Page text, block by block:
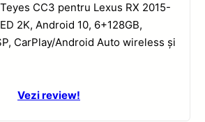
CC3 pentru Lexus RX 2015-
2K, Android 10, 6+128GB,
CarPlay/Android Auto wireless și
Vezi review!